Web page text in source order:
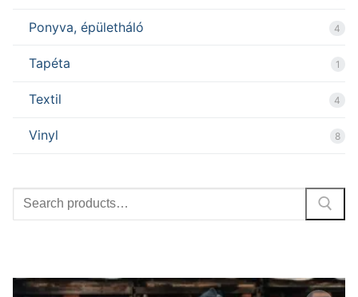
Ponyva, épületháló 4
Tapéta 1
Textil 4
Vinyl 8
Search
for: